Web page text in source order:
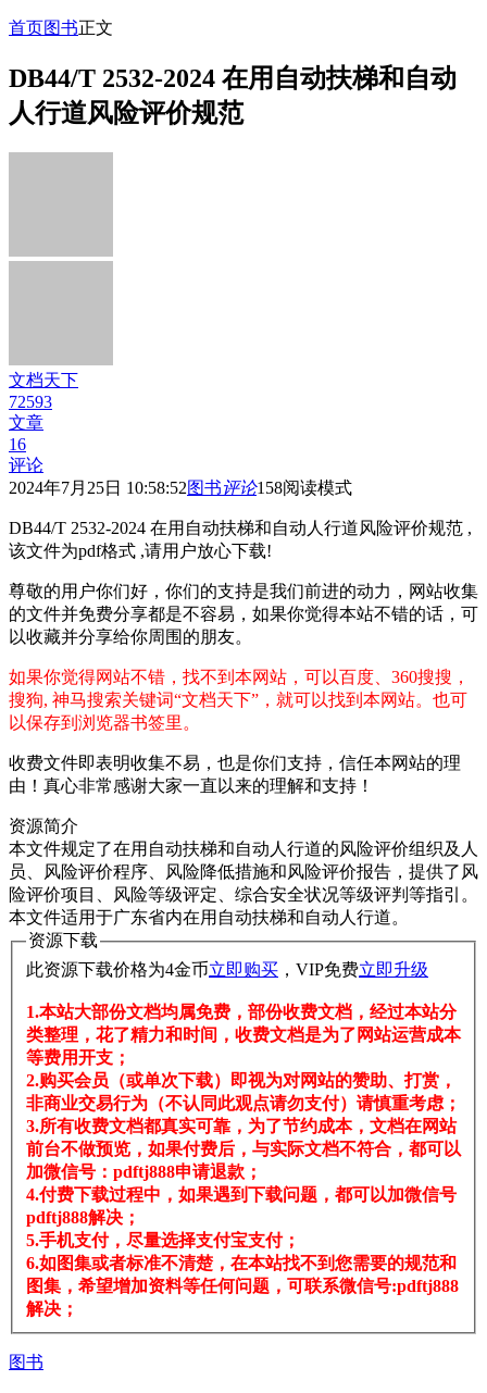
首页图书正文
DB44/T 2532-2024 在用自动扶梯和自动
人行道风险评价规范
文档天下
72593
文章
16
评论
2024年7月25日 10:58:52图书评论158阅读模式
DB44/T 2532-2024 在用自动扶梯和自动人行道风险评价规范 ,
该文件为pdf格式 ,请用户放心下载!
尊敬的用户你们好，你们的支持是我们前进的动力，网站收集
的文件并免费分享都是不容易，如果你觉得本站不错的话，可
以收藏并分享给你周围的朋友。
如果你觉得网站不错，找不到本网站，可以百度、360搜搜，
搜狗, 神马搜索关键词“文档天下”，就可以找到本网站。也可
以保存到浏览器书签里。
收费文件即表明收集不易，也是你们支持，信任本网站的理
由！真心非常感谢大家一直以来的理解和支持！
资源简介
本文件规定了在用自动扶梯和自动人行道的风险评价组织及人
员、风险评价程序、风险降低措施和风险评价报告，提供了风
险评价项目、风险等级评定、综合安全状况等级评判等指引。
本文件适用于广东省内在用自动扶梯和自动人行道。
资源下载
此资源下载价格为4金币立即购买 ，VIP免费立即升级
1.本站大部份文档均属免费，部份收费文档，经过本站分
类整理，花了精力和时间，收费文档是为了网站运营成本
等费用开支；
2.购买会员（或单次下载）即视为对网站的赞助、打赏，
非商业交易行为（不认同此观点请勿支付）请慎重考虑；
3.所有收费文档都真实可靠，为了节约成本，文档在网站
前台不做预览，如果付费后，与实际文档不符合，都可以
加微信号：pdftj888申请退款；
4.付费下载过程中，如果遇到下载问题，都可以加微信号
pdftj888解决；
5.手机支付，尽量选择支付宝支付；
6.如图集或者标准不清楚，在本站找不到您需要的规范和
图集，希望增加资料等任何问题，可联系微信号:pdftj888
解决；
图书